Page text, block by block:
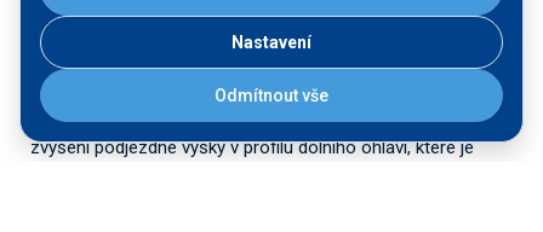
Nastavení
Odmítnout vše
Účelem projektu je úprava ohlaví velké plavební komory Hořín
na parametry vodní cesty třídy Va. Hlavní změnou bude
zvýšení podjezdné výšky v profilu dolního ohlaví, které je